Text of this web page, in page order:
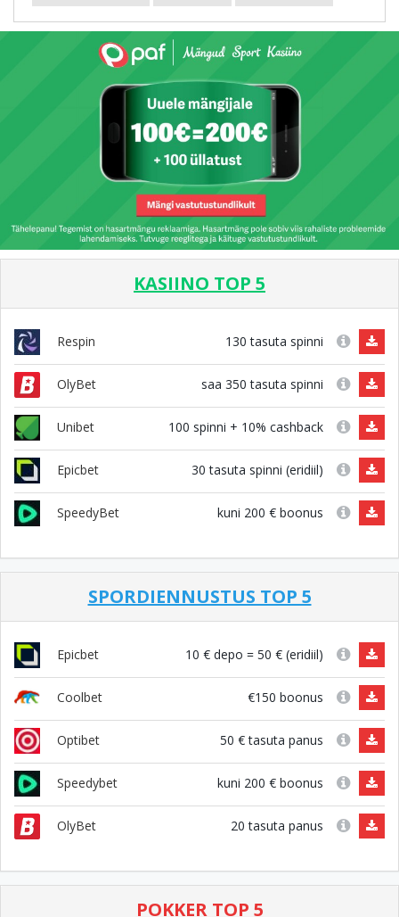
KASIINO TOP 5
Respin 130 tasuta spinni
OlyBet saa 350 tasuta spinni
Unibet 100 spinni + 10% cashback
Epicbet 30 tasuta spinni (eridiil)
SpeedyBet kuni 200 € boonus
SPORDIENNUSTUS TOP 5
Epicbet 10 € depo = 50 € (eridiil)
Coolbet €150 boonus
Optibet 50 € tasuta panus
Speedybet kuni 200 € boonus
OlyBet 20 tasuta panus
POKKER TOP 5